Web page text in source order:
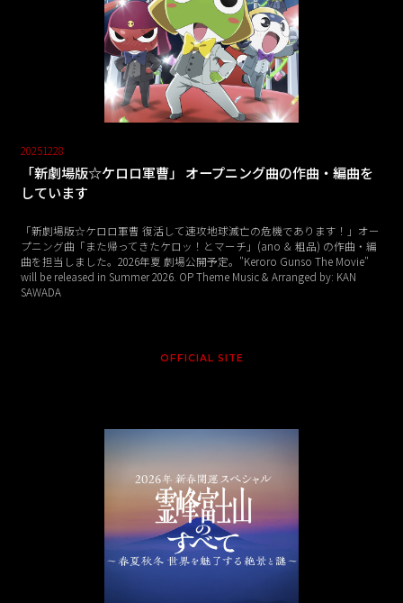
20251228
「新劇場版☆ケロロ軍曹」 オープニング曲の作曲・編曲を
しています
「新劇場版☆ケロロ軍曹 復活して速攻地球滅亡の危機であります！」オー
プニング曲「また帰ってきたケロッ！とマーチ」(ano ＆ 粗品) の作曲・編
曲を担当しました。2026年夏 劇場公開予定。"Keroro Gunso The Movie"
will be released in Summer 2026. OP Theme Music & Arranged by: KAN
SAWADA
OFFICIAL SITE